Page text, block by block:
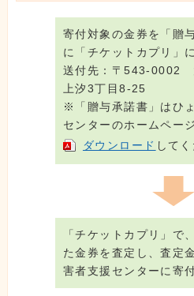
寄付対象の金券を「贈
に「チケットカプリ」
送付先：〒543-0002
上汐3丁目8-25
※「贈与承諾書」はひ
センターのホームペー
ダウンロード してく
「チケットカプリ」で
た金券を査定し、査定
害者支援センターに寄